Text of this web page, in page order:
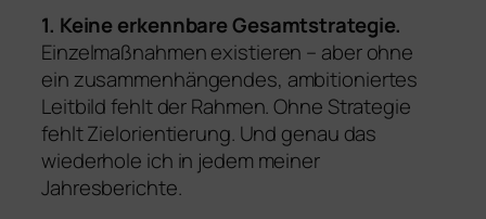
1. Keine erkennbare Gesamtstrategie.
Einzelmaßnahmen existieren – aber ohne
ein zusammenhängendes, ambitioniertes
Leitbild fehlt der Rahmen. Ohne Strategie
fehlt Zielorientierung. Und genau das
wiederhole ich in jedem meiner
Jahresberichte.